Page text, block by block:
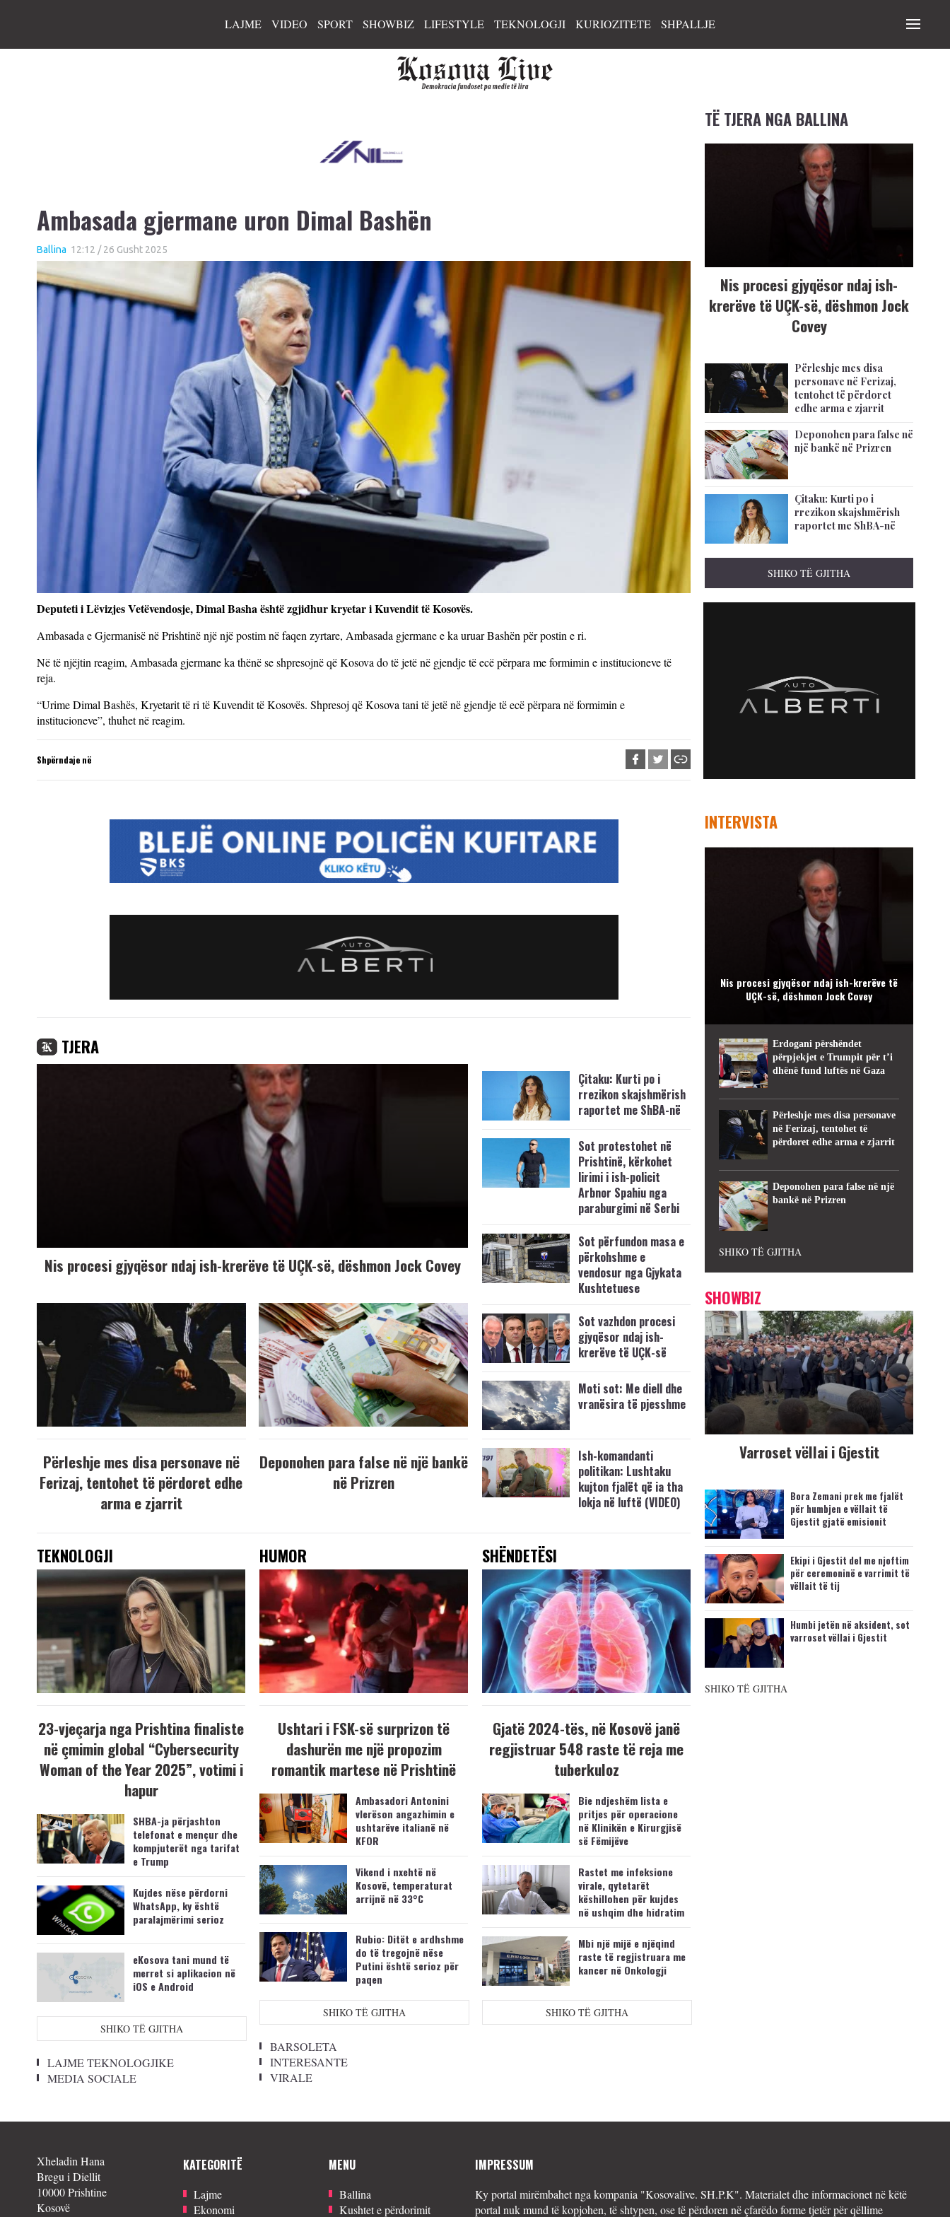
LAJME VIDEO SPORT SHOWBIZ LIFESTYLE TEKNOLOGJI KURIOZITETE SHPALLJE
Ambasada gjermane uron Dimal Bashën
Ballina 12:12 / 26 Gusht 2025
Deputeti i Lëvizjes Vetëvendosje, Dimal Basha është zgjidhur kryetar i Kuvendit të Kosovës.
Ambasada e Gjermanisë në Prishtinë një një postim në faqen zyrtare, Ambasada gjermane e ka uruar Bashën për postin e ri.
Në të njëjtin reagim, Ambasada gjermane ka thënë se shpresojnë që Kosova do të jetë në gjendje të ecë përpara me formimin e institucioneve të
reja.
“Urime Dimal Bashës, Kryetarit të ri të Kuvendit të Kosovës. Shpresoj që Kosova tani të jetë në gjendje të ecë përpara në formimin e
institucioneve”, thuhet në reagim.
Shpërndaje në
TJERA
Nis procesi gjyqësor ndaj ish-krerëve të UÇK-së, dëshmon Jock Covey
Përleshje mes disa personave në
Ferizaj, tentohet të përdoret edhe
arma e zjarrit
Deponohen para false në një bankë
në Prizren
Çitaku: Kurti po i
rrezikon skajshmërish
raportet me ShBA-në
Sot protestohet në
Prishtinë, kërkohet
lirimi i ish-policit
Arbnor Spahiu nga
paraburgimi në Serbi
Sot përfundon masa e
përkohshme e
vendosur nga Gjykata
Kushtetuese
Sot vazhdon procesi
gjyqësor ndaj ish-
krerëve të UÇK-së
Moti sot: Me diell dhe
vranësira të pjesshme
Ish-komandanti
politikan: Lushtaku
kujton fjalët që ia tha
lokja në luftë (VIDEO)
TEKNOLOGJI
23-vjeçarja nga Prishtina finaliste
në çmimin global “Cybersecurity
Woman of the Year 2025”, votimi i
hapur
SHBA-ja përjashton
telefonat e mençur dhe
kompjuterët nga tarifat
e Trump
Kujdes nëse përdorni
WhatsApp, ky është
paralajmërimi serioz
eKosova tani mund të
merret si aplikacion në
iOS e Android
SHIKO TË GJITHA
LAJME TEKNOLOGJIKE
MEDIA SOCIALE
HUMOR
Ushtari i FSK-së surprizon të
dashurën me një propozim
romantik martese në Prishtinë
Ambasadori Antonini
vlerëson angazhimin e
ushtarëve italianë në
KFOR
Vikend i nxehtë në
Kosovë, temperaturat
arrijnë në 33°C
Rubio: Ditët e ardhshme
do të tregojnë nëse
Putini është serioz për
paqen
SHIKO TË GJITHA
BARSOLETA
INTERESANTE
VIRALE
SHËNDETËSI
Gjatë 2024-tës, në Kosovë janë
regjistruar 548 raste të reja me
tuberkuloz
Bie ndjeshëm lista e
pritjes për operacione
në Klinikën e Kirurgjisë
së Fëmijëve
Rastet me infeksione
virale, qytetarët
këshillohen për kujdes
në ushqim dhe hidratim
Mbi një mijë e njëqind
raste të regjistruara me
kancer në Onkologji
SHIKO TË GJITHA
TË TJERA NGA BALLINA
Nis procesi gjyqësor ndaj ish-
krerëve të UÇK-së, dëshmon Jock
Covey
Përleshje mes disa
personave në Ferizaj,
tentohet të përdoret
edhe arma e zjarrit
Deponohen para false në
një bankë në Prizren
Çitaku: Kurti po i
rrezikon skajshmërish
raportet me ShBA-në
SHIKO TË GJITHA
INTERVISTA
Nis procesi gjyqësor ndaj ish-krerëve të
UÇK-së, dëshmon Jock Covey
Erdogani përshëndet
përpjekjet e Trumpit për t’i
dhënë fund luftës në Gaza
Përleshje mes disa personave
në Ferizaj, tentohet të
përdoret edhe arma e zjarrit
Deponohen para false në një
bankë në Prizren
SHIKO TË GJITHA
SHOWBIZ
Varroset vëllai i Gjestit
Bora Zemani prek me fjalët
për humbjen e vëllait të
Gjestit gjatë emisionit
Ekipi i Gjestit del me njoftim
për ceremoninë e varrimit të
vëllait të tij
Humbi jetën në aksident, sot
varroset vëllai i Gjestit
SHIKO TË GJITHA
Xheladin Hana
Bregu i Diellit
10000 Prishtine
Kosovë
KATEGORITË
Lajme
Ekonomi
MENU
Ballina
Kushtet e përdorimit
IMPRESSUM
Ky portal mirëmbahet nga kompania "Kosovalive. SH.P.K". Materialet dhe informacionet në këtë
portal nuk mund të kopjohen, të shtypen, ose të përdoren në çfarëdo forme tjetër për qëllime